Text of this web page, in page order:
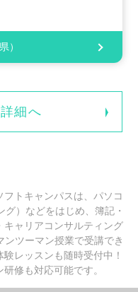
）
細へ
トキャンパスは、パソコ
）などをはじめ、簿記・
キャリアコンサルティング
ツーマン授業で受講でき
レッスンも随時受付中！
修も対応可能です。